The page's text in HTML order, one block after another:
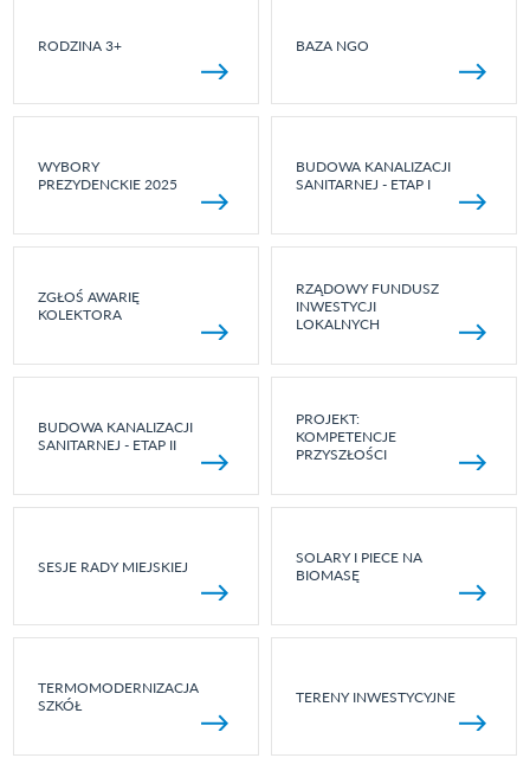
RODZINA 3+ BAZA NGO
WYBORY
PREZYDENCKIE 2025
BUDOWA KANALIZACJI
SANITARNEJ - ETAP I
ZGŁOŚ AWARIĘ
KOLEKTORA
RZĄDOWY FUNDUSZ
INWESTYCJI
LOKALNYCH
BUDOWA KANALIZACJI
SANITARNEJ - ETAP II
PROJEKT:
KOMPETENCJE
PRZYSZŁOŚCI
SESJE RADY MIEJSKIEJ
SOLARY I PIECE NA
BIOMASĘ
TERMOMODERNIZACJA
SZKÓŁ
TERENY INWESTYCYJNE